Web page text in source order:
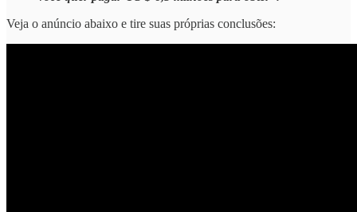
Veja o anúncio abaixo e tire suas próprias conclusões: